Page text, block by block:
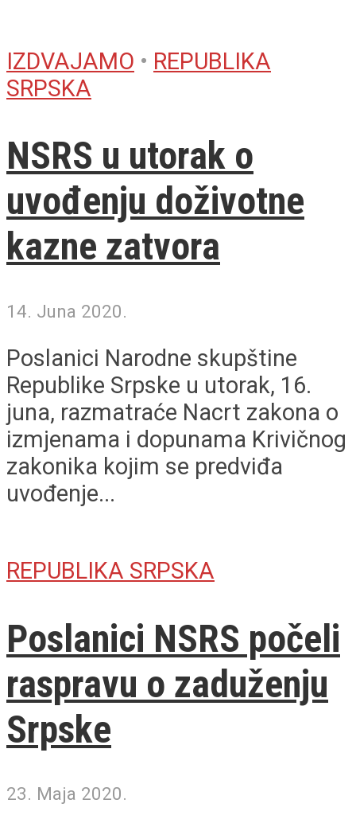
IZDVAJAMO • REPUBLIKA
SRPSKA
NSRS u utorak o
uvođenju doživotne
kazne zatvora
14. Juna 2020.
Poslanici Narodne skupštine
Republike Srpske u utorak, 16.
juna, razmatraće Nacrt zakona o
izmjenama i dopunama Krivičnog
zakonika kojim se predviđa
uvođenje...
REPUBLIKA SRPSKA
Poslanici NSRS počeli
raspravu o zaduženju
Srpske
23. Maja 2020.